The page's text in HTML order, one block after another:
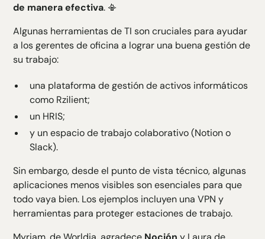
de manera efectiva. 📳
Algunas herramientas de TI son cruciales para ayudar
a los gerentes de oficina a lograr una buena gestión de
su trabajo:
una plataforma de gestión de activos informáticos
como Rzilient;
un HRIS;
y un espacio de trabajo colaborativo (Notion o
Slack).
Sin embargo, desde el punto de vista técnico, algunas
aplicaciones menos visibles son esenciales para que
todo vaya bien. Los ejemplos incluyen una VPN y
herramientas para proteger estaciones de trabajo.